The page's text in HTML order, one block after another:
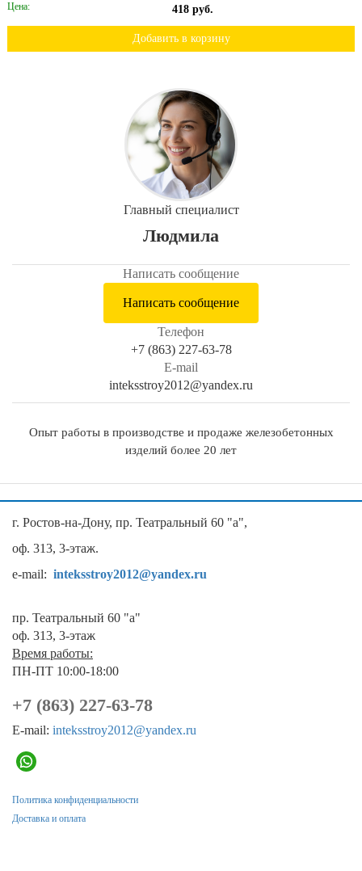
Цена: 418 руб.
Добавить в корзину
Главный специалист
Людмила
Написать сообщение
Написать сообщение
Телефон
+7 (863) 227-63-78
E-mail
inteksstroy2012@yandex.ru
Опыт работы в производстве и продаже железобетонных
изделий более 20 лет
г. Ростов-на-Дону, пр. Театральный 60 "а",
оф. 313, 3-этаж.
e-mail: inteksstroy2012@yandex.ru
пр. Театральный 60 "а"
оф. 313, 3-этаж
Время работы:
ПН-ПТ 10:00-18:00
+7 (863) 227-63-78
E-mail: inteksstroy2012@yandex.ru
Политика конфиденциальности
Доставка и оплата